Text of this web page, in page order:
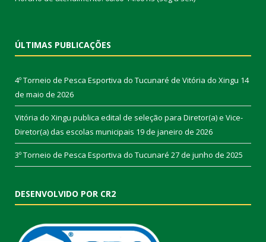
ÚLTIMAS PUBLICAÇÕES
4º Torneio de Pesca Esportiva do Tucunaré de Vitória do Xingu 14
de maio de 2026
Vitória do Xingu publica edital de seleção para Diretor(a) e Vice-
Diretor(a) das escolas municipais 19 de janeiro de 2026
3º Torneio de Pesca Esportiva do Tucunaré 27 de junho de 2025
DESENVOLVIDO POR CR2